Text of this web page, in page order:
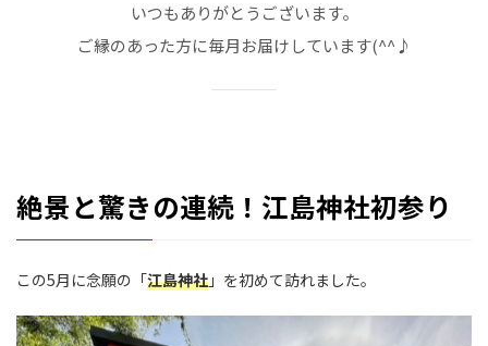
いつもありがとうございます。
ご縁のあった方に毎月お届けしています(^^♪
絶景と驚きの連続！江島神社初参り
この5月に念願の「江島神社 」を初めて訪れました。